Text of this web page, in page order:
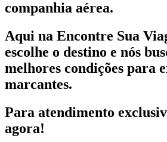
companhia aérea.
Aqui na Encontre Sua
escolhe o destino e nós
melhores condições para
marcantes.
Para atendimento
agora!